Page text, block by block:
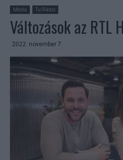
Média Tv/Rádió
Változások az RTL
2022. november 7.